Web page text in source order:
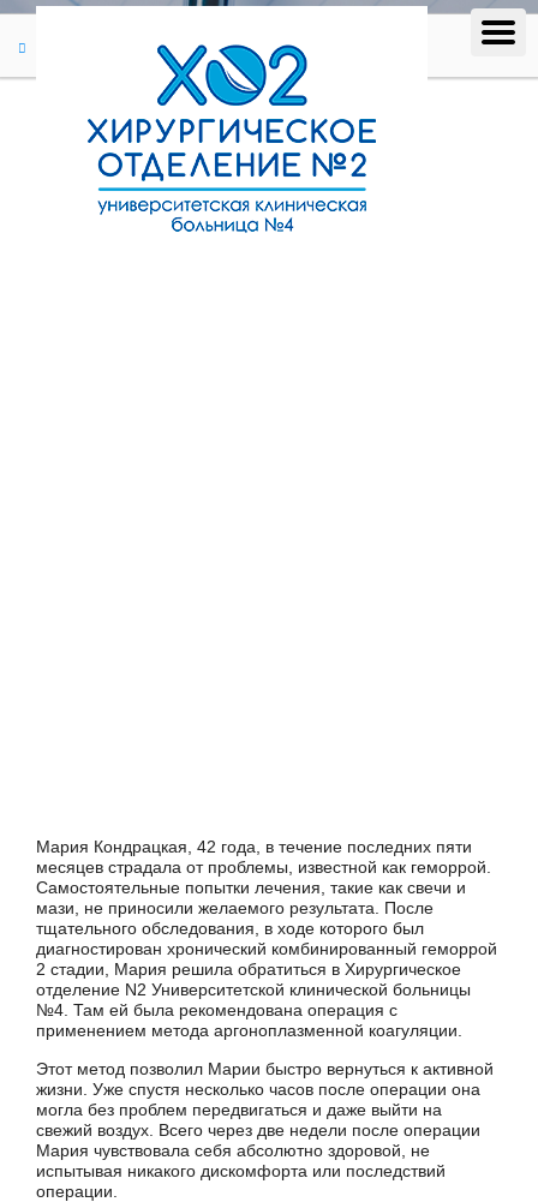
Отзыв #310
Отзыв #310
Мария Кондрацкая (22.09.2023)
Мария Кондрацкая, 42 года, в течение последних пяти
месяцев страдала от проблемы, известной как геморрой.
Самостоятельные попытки лечения, такие как свечи и
мази, не приносили желаемого результата. После
тщательного обследования, в ходе которого был
диагностирован хронический комбинированный геморрой
2 стадии, Мария решила обратиться в Хирургическое
отделение N2 Университетской клинической больницы
№4. Там ей была рекомендована операция с
применением метода аргоноплазменной коагуляции.
Этот метод позволил Марии быстро вернуться к активной
жизни. Уже спустя несколько часов после операции она
могла без проблем передвигаться и даже выйти на
свежий воздух. Всего через две недели после операции
Мария чувствовала себя абсолютно здоровой, не
испытывая никакого дискомфорта или последствий
операции.